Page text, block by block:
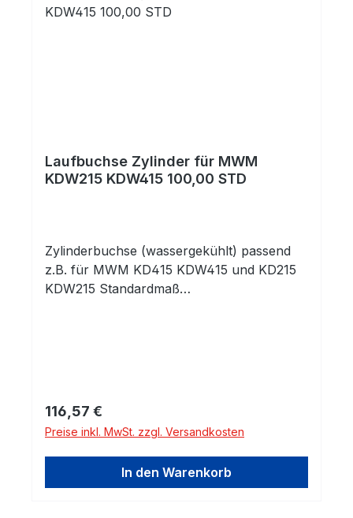
Laufbuchse Zylinder für MWM
KDW215 KDW415 100,00 STD
Zylinderbuchse (wassergekühlt) passend
z.B. für MWM KD415 KDW415 und KD215
KDW215 Standardmaß
Regulärer Preis:
116,57 €
Preise inkl. MwSt. zzgl. Versandkosten
In den Warenkorb